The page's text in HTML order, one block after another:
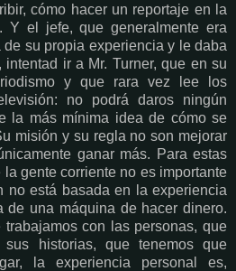
cómo hacer un reportaje en la
Y el jefe, que generalmente era
su propia experiencia y le daba
intentad ir a Mr. Turner, que en su
y que rara vez lee los
no podrá daros ningún
la más mínima idea de cómo se
misión y su regla no son mejorar
ganar más. Para estas
gente corriente no es importante
no está basada en la experiencia
de una máquina de hacer dinero.
con las personas, que
sus historias, que tenemos que
la experiencia personal es,